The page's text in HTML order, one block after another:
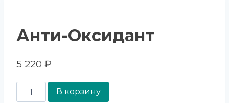
Анти-Оксидант
5 220 ₽
В корзину